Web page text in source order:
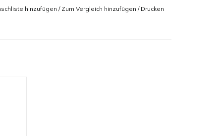
und andere Tiere die leicht saure und weiche
hinzufügen / Zum Vergleich hinzufügen / Drucken